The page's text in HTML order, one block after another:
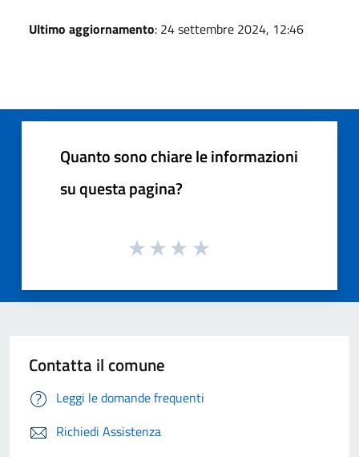
Ultimo aggiornamento: 24 settembre 2024, 12:46
Quanto sono chiare le informazioni
su questa pagina?
Contatta il comune
Leggi le domande frequenti
Richiedi Assistenza